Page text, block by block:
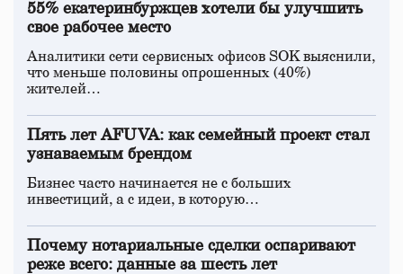
55% екатеринбуржцев хотели бы улучшить
свое рабочее место
Аналитики сети сервисных офисов SOK выяснили,
что меньше половины опрошенных (40%)
жителей…
Пять лет AFUVA: как семейный проект стал
узнаваемым брендом
Бизнес часто начинается не с больших
инвестиций, а с идеи, в которую…
Почему нотариальные сделки оспаривают
реже всего: данные за шесть лет